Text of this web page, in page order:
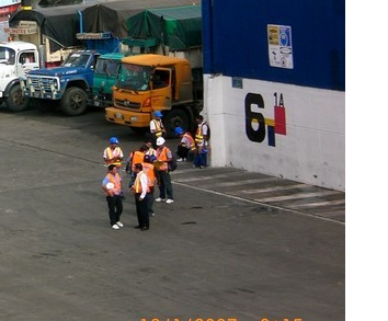
1 часа в Риге – закажите онлайн
виды бумаги для ваших фотографий
всей Латвии или самовывоз